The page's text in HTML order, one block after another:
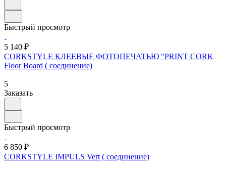
Быстрый просмотр
5 140 ₽
CORKSTYLE КЛЕЕВЫЕ ФОТОПЕЧАТЬЮ "PRINT CORK
Floor Board ( соединение)
5
Заказать
Быстрый просмотр
6 850 ₽
CORKSTYLE IMPULS Vert ( соединение)